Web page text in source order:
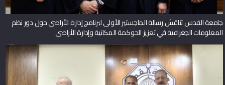
جامعة القدس تناقش رسالة الماجستير الأولى لبرنامج إدارة الأراضي حول دور نظم
المعلومات الجغرافية في تعزيز الحوكمة المكانية وإدارة الأراضي